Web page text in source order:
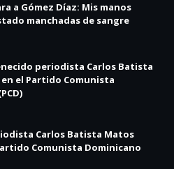
a Gómez Díaz: Mis manos
manchadas de sangre
periodista Carlos Batista
el Partido Comunista
Carlos Batista Matos
Comunista Dominicano